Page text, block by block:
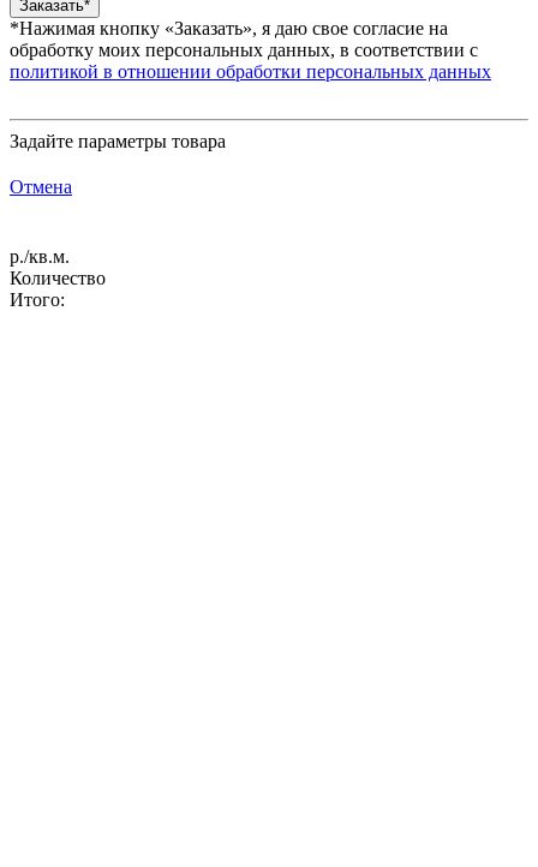
*Нажимая кнопку «Заказать», я даю свое согласие на
обработку моих персональных данных, в соответствии с
политикой в отношении обработки персональных данных
Задайте параметры товара
Отмена
р./кв.м.
Количество
Итого: